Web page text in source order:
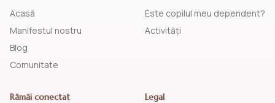
Acasă
Manifestul nostru
Blog
Comunitate
Este copilul meu dependent?
Activități
Rămâi conectat Legal